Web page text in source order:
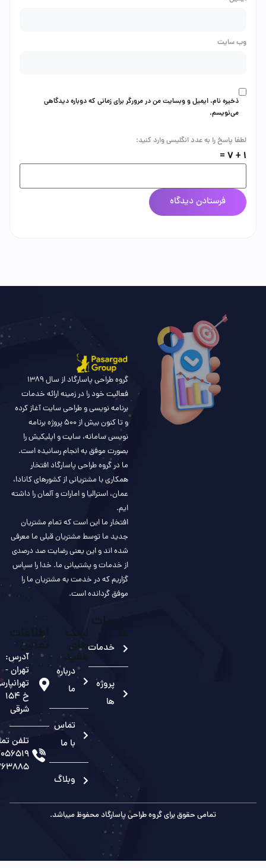
سایت
ذخیره نام، ایمیل و وبسایت من در مرورگر برای زمانی که دوباره دیدگاهی
می‌نویسم.
پاسخ را به عدد انگلیسی وارد کنید:
گروه طراحی پاسارگاد از سال 1389
فعالیت خود را در زمینه ارائه خدمات
برنامه نویسی و طراحی سایت آغاز کرده
و تا کنون بیش از 500 پروژه برنامه
نویسی سامانه، سایت و اپلیکیش را
بصورت موفق به انجام رسانیده است.
ما در گروه طراحی پاسارگاد افتخار
همکاری با مشتریانی از کشورهای کانادا،
عمان، استرالیا و امارات و آلمان را داشته
افتخار ما این است که تمام مشتریان
جدید ما توسط مشتریان قبلی ما معرفی
شده اند و این یعنی رضایت صد درصدی
از خدمات و پشتیبانی ما. خدا را سپاس
گزاریم که در خدمت به مشتریان ما را
موفق گردانده است.
خدمات
خدماتهای
ما
تماس
با ما
وبلاگ
اطلاعات
تماس
آدرس:
تهران -
تهرانپارس
شرقی
تلفن تماس:
02177056519
09126763885
تمامی حقوق برای گروه طراحی پاسارگاد محفوظ میباشد.